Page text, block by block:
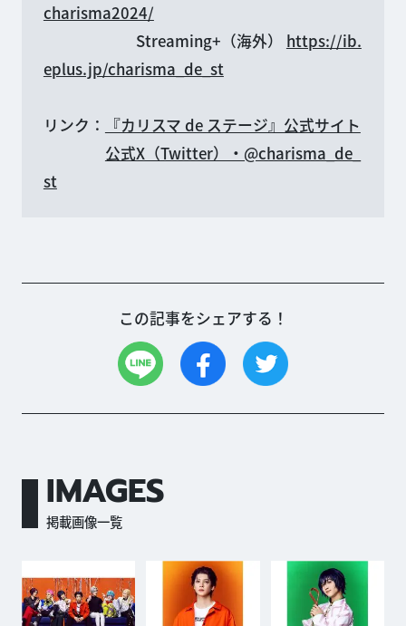
charisma2024/
Streaming+（海外） https://ib.
eplus.jp/charisma_de_st
リンク：
『カリスマ de ステージ』公式サイト
公式X（Twitter）・@charisma_de_
st
この記事をシェアする！
IMAGES
掲載画像一覧